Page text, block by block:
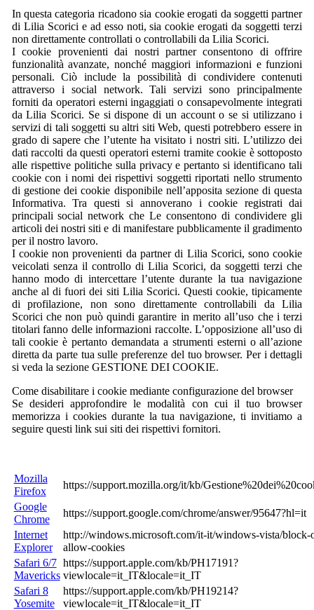
In questa categoria ricadono sia cookie erogati da soggetti partner
di Lilia Scorici e ad esso noti, sia cookie erogati da soggetti terzi
non direttamente controllati o controllabili da Lilia Scorici.
I cookie provenienti dai nostri partner consentono di offrire
funzionalità avanzate, nonché maggiori informazioni e funzioni
personali. Ciò include la possibilità di condividere contenuti
attraverso i social network. Tali servizi sono principalmente
forniti da operatori esterni ingaggiati o consapevolmente integrati
da Lilia Scorici. Se si dispone di un account o se si utilizzano i
servizi di tali soggetti su altri siti Web, questi potrebbero essere in
grado di sapere che l’utente ha visitato i nostri siti. L’utilizzo dei
dati raccolti da questi operatori esterni tramite cookie è sottoposto
alle rispettive politiche sulla privacy e pertanto si identificano tali
cookie con i nomi dei rispettivi soggetti riportati nello strumento
di gestione dei cookie disponibile nell’apposita sezione di questa
Informativa. Tra questi si annoverano i cookie registrati dai
principali social network che Le consentono di condividere gli
articoli dei nostri siti e di manifestare pubblicamente il gradimento
per il nostro lavoro.
I cookie non provenienti da partner di Lilia Scorici, sono cookie
veicolati senza il controllo di Lilia Scorici, da soggetti terzi che
hanno modo di intercettare l’utente durante la tua navigazione
anche al di fuori dei siti Lilia Scorici. Questi cookie, tipicamente
di profilazione, non sono direttamente controllabili da Lilia
Scorici che non può quindi garantire in merito all’uso che i terzi
titolari fanno delle informazioni raccolte. L’opposizione all’uso di
tali cookie è pertanto demandata a strumenti esterni o all’azione
diretta da parte tua sulle preferenze del tuo browser. Per i dettagli
si veda la sezione GESTIONE DEI COOKIE.
Come disabilitare i cookie mediante configurazione del browser
Se desideri approfondire le modalità con cui il tuo browser
memorizza i cookies durante la tua navigazione, ti invitiamo a
seguire questi link sui siti dei rispettivi fornitori.
Mozilla
Firefox
https://support.mozilla.org/it/kb/
Google
Chrome
https://support.google.com/chrome/answer/95647?hl=it
Internet
Explorer
http://windows.microsoft.com/it-it/windows-vista/block-
allow-cookies
Safari 6/7
Mavericks
https://support.apple.com/kb/PH17191?
viewlocale=it_IT&locale=it_IT
Safari 8
Yosemite
https://support.apple.com/kb/PH19214?
viewlocale=it_IT&locale=it_IT